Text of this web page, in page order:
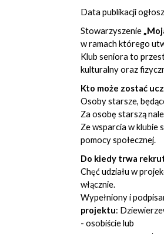
Data publikacji
Stowarzyszenie
w ramach którego
Klub seniora to
kulturalny oraz
Kto może zostać
Osoby starsze,
Za osobę starszą
Ze wsparcia w klubie
pomocy społecznej.
Do kiedy trwa
Chęć udziału w
włącznie.
Wypełniony i
projektu:
- osobiście lub